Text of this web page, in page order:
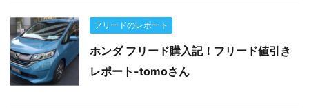
フリードのレポート
ホンダ フリード購入記！フリード値引き
レポート-tomoさん